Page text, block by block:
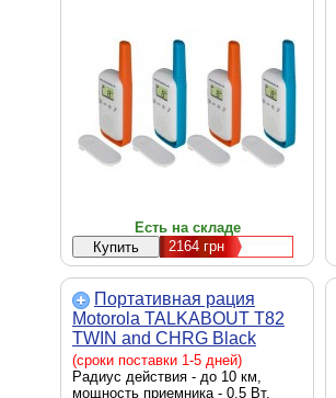
Есть на складе
2164 грн
Портативная рация
Motorola TALKABOUT T82
TWIN and CHRG Black
(5031753007232)
(сроки поставки 1-5 дней)
Радиус действия - до 10 км,
мощность приемника - 0.5 Вт,